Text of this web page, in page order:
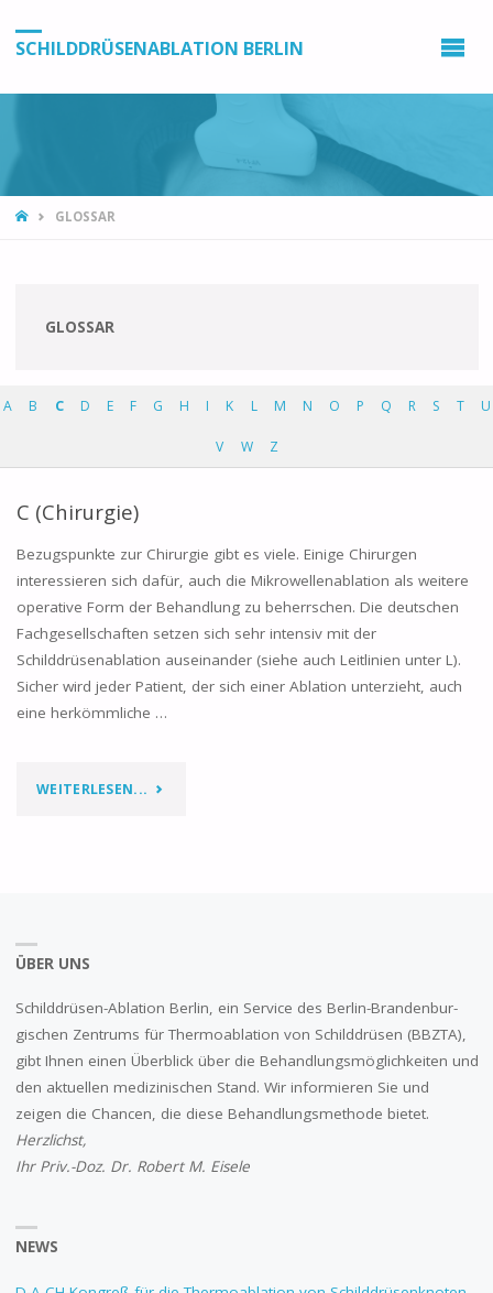
SCHILDDRÜSENABLATION BERLIN
GLOSSAR
GLOSSAR
A B C D E F G H I K L M N O P Q R S T U
V W Z
C (Chirurgie)
Bezugspunkte zur Chirurgie gibt es viele. Einige Chirurgen
interessieren sich dafür, auch die Mikrowellenablation als weitere
operative Form der Behandlung zu beherrschen. Die deutschen
Fachgesellschaften setzen sich sehr intensiv mit der
Schilddrüsenablation auseinander (siehe auch Leitlinien unter L).
Sicher wird jeder Patient, der sich einer Ablation unterzieht, auch
eine herkömmliche …
WEITERLESEN...
ÜBER UNS
Schilddrüsen-Ablation Berlin, ein Service des Berlin-Branden­­bur­
gischen Zentrums für Thermo­ablation von Schilddrüsen (BBZTA),
gibt Ihnen einen Überblick über die Behandlungsmöglichkeiten und
den aktuellen medizinischen Stand. Wir informieren Sie und
zeigen die Chancen, die diese Behandlungs­methode bietet.
Herzlichst,
Ihr Priv.-Doz. Dr. Robert M. Eisele
NEWS